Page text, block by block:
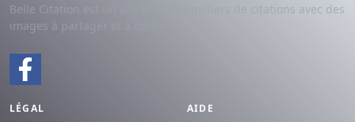
Belle Citation est un site avec des milliers de citations avec des
images à partager et à dédier.
LÉGAL AIDE